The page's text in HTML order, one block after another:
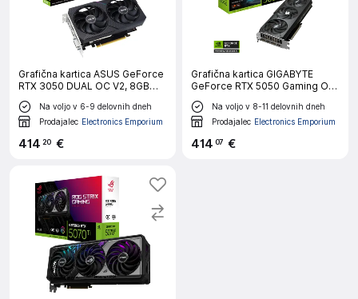
Grafična kartica ASUS GeForce
RTX 3050 DUAL OC V2, 8GB
GDDR6, PCI-E 4.0
Na voljo v 6-9 delovnih dneh
Prodajalec Electronics Emporium
414 20 €
Grafična kartica GIGABYTE
GeForce RTX 5050 Gaming OC
8G, 8GB GDDR6, PCI-E 5.0
Na voljo v 8-11 delovnih dneh
Prodajalec Electronics Emporium
414 07 €